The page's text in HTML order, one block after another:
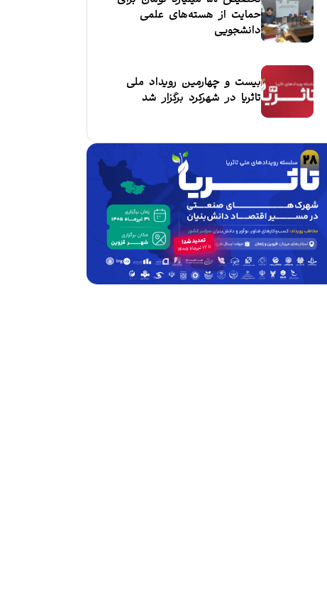
حمایت از هسته‌های علمی
دانشجویی
بیست و چهارمین رویداد ملی
تاثریا در شهرکرد برگزار شد